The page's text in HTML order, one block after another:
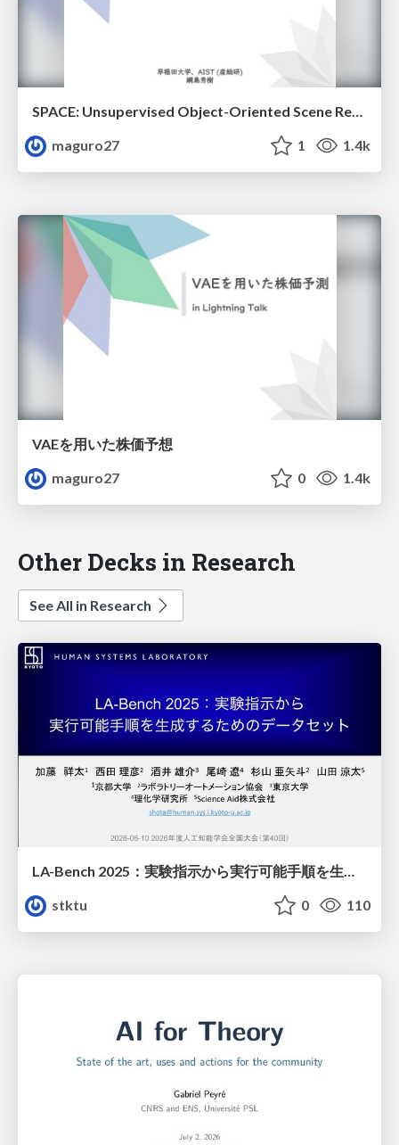
SPACE: Unsupervised Object-Oriented Scene Representation via Spatial Attention and Decomposition
maguro27
1 1.4k
VAEを用いた株価予想
maguro27
0 1.4k
Other Decks in Research
See All in Research
LA-Bench 2025：実験指示から 実行可能手順を生成するためのデータセット/LA-Bench 2025: A Dataset for Generating Executable Experimental Procedures from Experimental Instructions
stktu
0 110